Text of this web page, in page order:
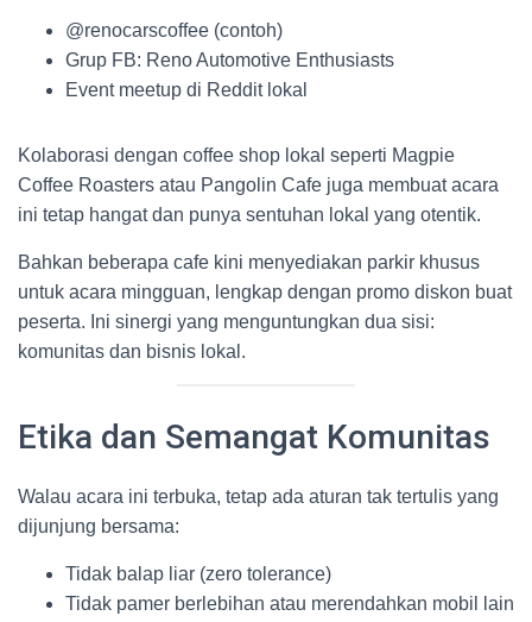
@renocarscoffee (contoh)
Grup FB: Reno Automotive Enthusiasts
Event meetup di Reddit lokal
Kolaborasi dengan coffee shop lokal seperti Magpie
Coffee Roasters atau Pangolin Cafe juga membuat acara
ini tetap hangat dan punya sentuhan lokal yang otentik.
Bahkan beberapa cafe kini menyediakan parkir khusus
untuk acara mingguan, lengkap dengan promo diskon buat
peserta. Ini sinergi yang menguntungkan dua sisi:
komunitas dan bisnis lokal.
Etika dan Semangat Komunitas
Walau acara ini terbuka, tetap ada aturan tak tertulis yang
dijunjung bersama:
Tidak balap liar (zero tolerance)
Tidak pamer berlebihan atau merendahkan mobil lain